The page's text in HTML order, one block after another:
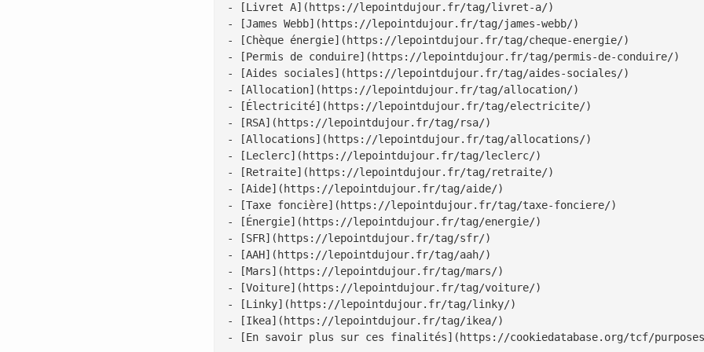
- [Livret A](https://lepointdujour.fr/tag/livret-a/)
- [James Webb](https://lepointdujour.fr/tag/james-webb/)
- [Chèque énergie](https://lepointdujour.fr/tag/cheque-energie/)
- [Permis de conduire](https://lepointdujour.fr/tag/permis-de-conduire/)
- [Aides sociales](https://lepointdujour.fr/tag/aides-sociales/)
- [Allocation](https://lepointdujour.fr/tag/allocation/)
- [Électricité](https://lepointdujour.fr/tag/electricite/)
- [RSA](https://lepointdujour.fr/tag/rsa/)
- [Allocations](https://lepointdujour.fr/tag/allocations/)
- [Leclerc](https://lepointdujour.fr/tag/leclerc/)
- [Retraite](https://lepointdujour.fr/tag/retraite/)
- [Aide](https://lepointdujour.fr/tag/aide/)
- [Taxe foncière](https://lepointdujour.fr/tag/taxe-fonciere/)
- [Énergie](https://lepointdujour.fr/tag/energie/)
- [SFR](https://lepointdujour.fr/tag/sfr/)
- [AAH](https://lepointdujour.fr/tag/aah/)
- [Mars](https://lepointdujour.fr/tag/mars/)
- [Voiture](https://lepointdujour.fr/tag/voiture/)
- [Linky](https://lepointdujour.fr/tag/linky/)
- [Ikea](https://lepointdujour.fr/tag/ikea/)
- [En savoir plus sur ces finalités](https://cookiedatabase.org/tcf/